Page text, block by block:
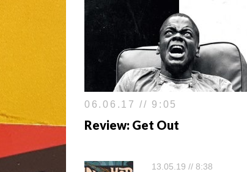
06.06.17 // 9:05
Review: Get Out
13.05.19 // 8:38